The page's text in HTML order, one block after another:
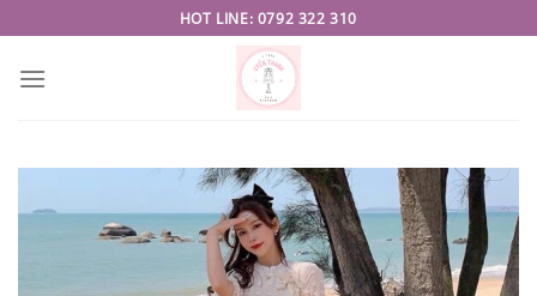
to
content
HOT LINE: 0792 322 310